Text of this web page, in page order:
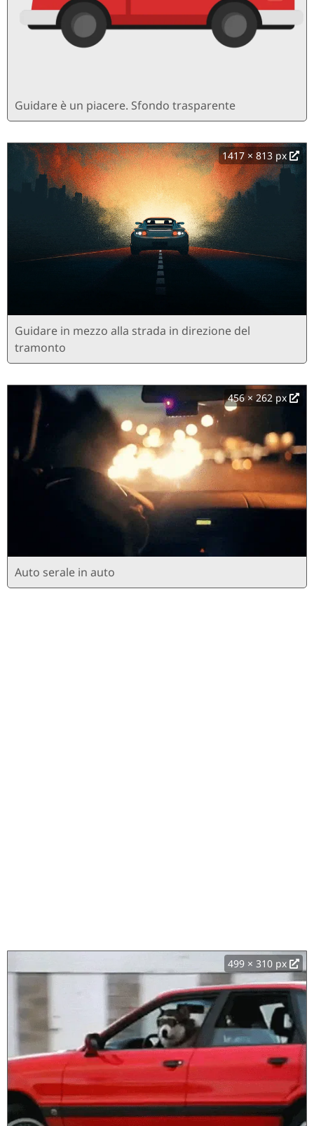
Guidare è un piacere. Sfondo trasparente
1417 × 813 px
Guidare in mezzo alla strada in direzione del
tramonto
456 × 262 px
Auto serale in auto
499 × 310 px